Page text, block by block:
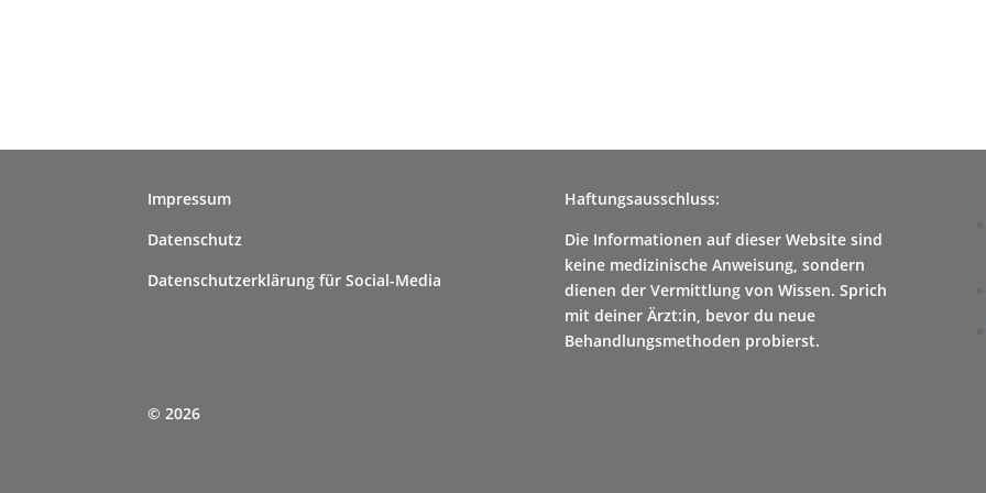
Impressum
Datenschutz
Datenschutzerklärung für Social-Media
Haftungsausschluss:
Die Informationen auf dieser Website sind
keine medizinische Anweisung, sondern
dienen der Vermittlung von Wissen. Sprich
mit deiner Ärzt:in, bevor du neue
Behandlungsmethoden probierst.
© 2026